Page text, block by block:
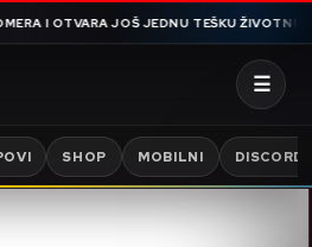
OTVARA JOŠ JEDNU TEŠKU ŽIVOTNU I
☰
SHOP MOBILNI DISCORD